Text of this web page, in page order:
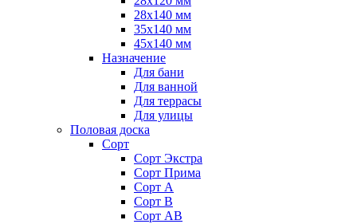
28х140 мм
35х140 мм
45х140 мм
Назначение
Для бани
Для ванной
Для террасы
Для улицы
Половая доска
Сорт
Сорт Экстра
Сорт Прима
Сорт А
Сорт В
Сорт АВ